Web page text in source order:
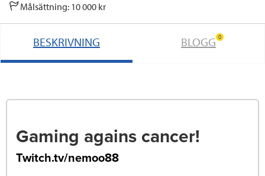
Målsättning: 10 000 kr
BESKRIVNING BLOGG 0
Gaming agains cancer!
Twitch.tv/nemoo88